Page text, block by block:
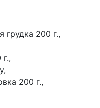
грудка 200 г.,
200 г.,